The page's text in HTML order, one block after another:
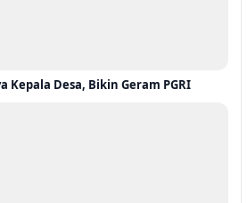
Kepala Desa, Bikin Geram PGRI